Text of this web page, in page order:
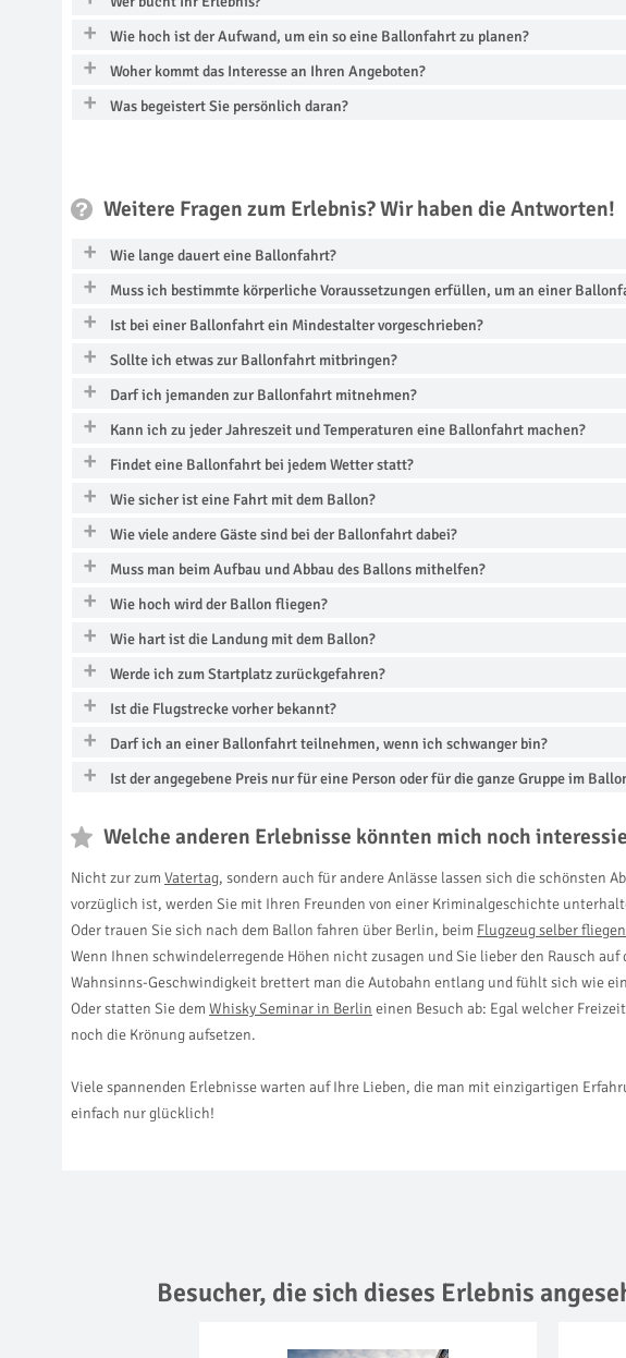
Wie hoch ist der Aufwand, um ein so eine Ballonfahrt zu planen?
Woher kommt das Interesse an Ihren Angeboten?
Was begeistert Sie persönlich daran?
Weitere Fragen zum Erlebnis? Wir haben die Antworten!
Wie lange dauert eine Ballonfahrt?
Muss ich bestimmte körperliche Voraussetzungen erfüllen, um an einer
Ist bei einer Ballonfahrt ein Mindestalter vorgeschrieben?
Sollte ich etwas zur Ballonfahrt mitbringen?
Darf ich jemanden zur Ballonfahrt mitnehmen?
Kann ich zu jeder Jahreszeit und Temperaturen eine Ballonfahrt machen?
Findet eine Ballonfahrt bei jedem Wetter statt?
Wie sicher ist eine Fahrt mit dem Ballon?
Wie viele andere Gäste sind bei der Ballonfahrt dabei?
Muss man beim Aufbau und Abbau des Ballons mithelfen?
Wie hoch wird der Ballon fliegen?
Wie hart ist die Landung mit dem Ballon?
Werde ich zum Startplatz zurückgefahren?
Ist die Flugstrecke vorher bekannt?
Darf ich an einer Ballonfahrt teilnehmen, wenn ich schwanger bin?
Ist der angegebene Preis nur für eine Person oder für die ganze Gruppe im
Welche anderen Erlebnisse könnten mich noch
Nicht zur zum Vatertag, sondern auch für andere Anlässe lassen sich die schönsten
vorzüglich ist, werden Sie mit Ihren Freunden von einer Kriminalgeschichte
Oder trauen Sie sich nach dem Ballon fahren über Berlin, beim Flugzeug selber
Wenn Ihnen schwindelerregende Höhen nicht zusagen und Sie lieber den Rausch auf
Wahnsinns-Geschwindigkeit brettert man die Autobahn entlang und fühlt sich wie
Oder statten Sie dem Whisky Seminar in Berlin einen Besuch ab: Egal welcher
noch die Krönung aufsetzen.
Viele spannenden Erlebnisse warten auf Ihre Lieben, die man mit einzigartigen
einfach nur glücklich!
Besucher, die sich dieses Erlebnis